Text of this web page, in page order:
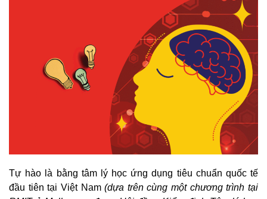
Tự hào là bằng tâm lý học ứng dụng tiêu chuẩn quốc tế
đầu tiên tại Việt Nam(dựa trên cùng một chương trình tại